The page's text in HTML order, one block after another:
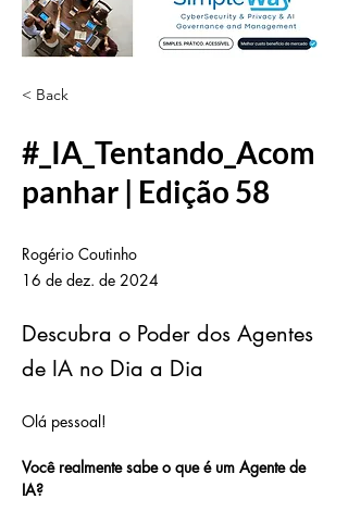
< Back
#_IA_Tentando_Acom
panhar | Edição 58
Rogério Coutinho
16 de dez. de 2024
Descubra o Poder dos Agentes
de IA no Dia a Dia
Olá pessoal!
Você realmente sabe o que é um Agente de
IA?